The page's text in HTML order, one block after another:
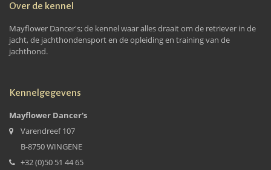
Over de kennel
Mayflower Dancer's; de kennel waar alles draait om de retriever in de
jacht, de jachthondensport en de opleiding en training van de
jachthond.
Kennelgegevens
Mayflower Dancer's
Varendreef 107
B-8750 WINGENE
+32 (0)50 51 44 65